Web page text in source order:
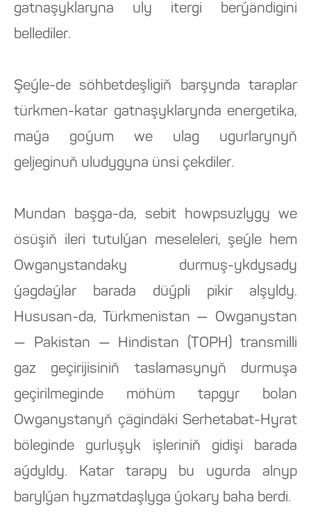
gatnaşyklaryna uly itergi berýändigini
bellediler.
Şeýle-de söhbetdeşligiň barşynda taraplar
türkmen-katar gatnaşyklarynda energetika,
maýa goýum we ulag ugurlarynyň
geljeginuň uludygyna ünsi çekdiler.
Mundan başga-da, sebit howpsuzlygy we
ösüşiň ileri tutulýan meseleleri, şeýle hem
Owganystandaky durmuş-ykdysady
ýagdaýlar barada düýpli pikir alşyldy.
Hususan-da, Türkmenistan — Owganystan
— Pakistan — Hindistan (TOPH) transmilli
gaz geçirijisiniň taslamasynyň durmuşa
geçirilmeginde möhüm tapgyr bolan
Owganystanyň çägindäki Serhetabat-Hyrat
böleginde gurluşyk işleriniň gidişi barada
aýdyldy. Katar tarapy bu ugurda alnyp
barylýan hyzmatdaşlyga ýokary baha berdi.